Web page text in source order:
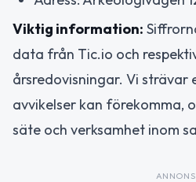
Viktig information:
data från Tic.io och
årsredovisningar. Vi strävar
avvikelser kan förekomma,
säte och verksamhet inom
ANNONS